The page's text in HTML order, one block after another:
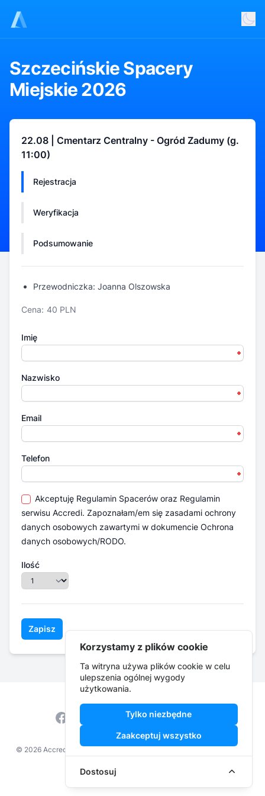
Szczecińskie Spacery
Miejskie 2026
22.08 | Cmentarz Centralny - Ogród Zadumy (g.
11:00)
Rejestracja
Weryfikacja
Podsumowanie
Przewodniczka: Joanna Olszowska
Cena: 40 PLN
Imię
Nazwisko
Email
Telefon
Akceptuję Regulamin Spacerów oraz Regulamin
serwisu Accredi. Zapoznałam/em się zasadami ochrony
danych osobowych zawartymi w dokumencie Ochrona
danych osobowych/RODO.
Ilość
Zapisz
Facebook YouTube
© 2026 Accredi ·
Korzystamy z plików cookie
Ta witryna używa plików cookie w celu
ulepszenia ogólnej wygody
użytkowania.
Tylko niezbędne
Zaakceptuj wszystko
Dostosuj